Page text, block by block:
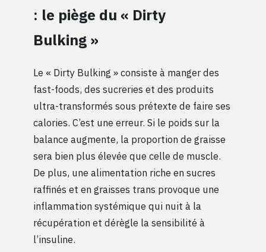
: le piège du « Dirty
Bulking »
Le « Dirty Bulking » consiste à manger des
fast-foods, des sucreries et des produits
ultra-transformés sous prétexte de faire ses
calories. C’est une erreur. Si le poids sur la
balance augmente, la proportion de graisse
sera bien plus élevée que celle de muscle.
De plus, une alimentation riche en sucres
raffinés et en graisses trans provoque une
inflammation systémique qui nuit à la
récupération et dérègle la sensibilité à
l’insuline.